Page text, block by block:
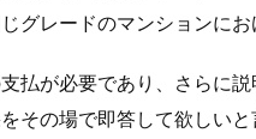
グレードのマンションにお
払が必要であり、さらに
その場で即答して欲しい